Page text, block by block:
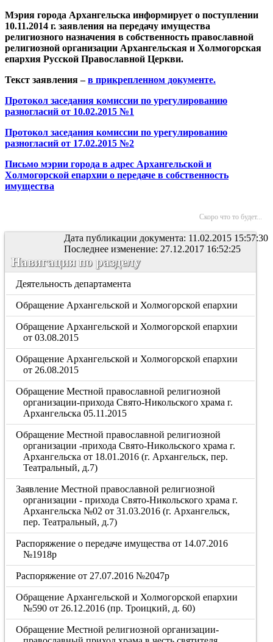
Мэрия города Архангельска информирует о поступлении
10.11.2014 г. заявления на передачу имущества
религиозного назначения в собственность православной
религиозной организации Архангельская и Холмогорская
епархия Русской Православной Церкви.
Текст заявления –в прикрепленном документе.
Протокол заседания комиссии по урегулированию
разногласий от 10.02.2015 №1
Протокол заседания комиссии по урегулированию
разногласий от 17.02.2015 №2
Письмо мэрии города в адрес Архангельской и
Холмогорской епархии о передаче в собственность
имущества
Скоро что то будет...
Дата публикации документа: 11.02.2015 15:57:30
Последнее изменение: 27.12.2017 16:52:25
Навигация по разделу
Деятельность департамента
Обращение Архангельской и Холмогорской епархии
Обращение Архангельской и Холмогорской епархии
от 03.08.2015
Обращение Архангельской и Холмогорской епархии
от 26.08.2015
Обращение Местной православной религиозной
организации-прихода Свято-Никольского храма г.
Архангельска 05.11.2015
Обращение Местной православной религиозной
организации -прихода Свято-Никольского храма г.
Архангельска от 18.01.2016 (г. Архангельск, пер.
Театральный, д.7)
Заявление Местной православной религиозной
организации - прихода Свято-Никольского храма г.
Архангельска №02 от 31.03.2016 (г. Архангельск,
пер. Театральный, д.7)
Распоряжение о передаче имущества от 14.07.2016
№1918р
Распоряжение от 27.07.2016 №2047р
Обращение Архангельской и Холмогорской епархии
№590 от 26.12.2016 (пр. Троицкий, д. 60)
Обращение Местной религиозной организации-